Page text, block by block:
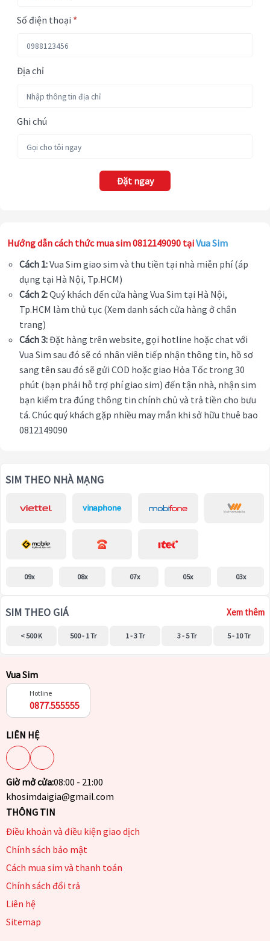
Số điện thoại *
Địa chỉ
Ghi chú
Đặt ngay
Hướng dẫn cách thức mua sim 0812149090 tạiVua Sim
Cách 1:Vua Sim giao sim và thu tiền tại nhà miễn phí (áp
dụng tại Hà Nội, Tp.HCM)
Cách 2:Quý khách đến cửa hàng Vua Sim tại Hà Nội,
Tp.HCM làm thủ tục (Xem danh sách cửa hàng ở chân
trang)
Cách 3:Đặt hàng trên website, gọi hotline hoặc chat với
Vua Sim sau đó sẽ có nhân viên tiếp nhận thông tin, hồ sơ
sang tên sau đó sẽ gửi COD hoặc giao Hỏa Tốc trong 30
phút (bạn phải hỗ trợ phí giao sim) đến tận nhà, nhận sim
bạn kiểm tra đúng thông tin chính chủ và trả tiền cho bưu
tá. Chúc quý khách gặp nhiều may mắn khi sở hữu thuê bao
0812149090
SIM THEO NHÀ MẠNG
09x 08x 07x 05x 03x
SIM THEO GIÁ Xem thêm
< 500 K 500 - 1 Tr 1 - 3 Tr 3 - 5 Tr 5 - 10 Tr
Vua Sim
Hotline
0877.555555
LIÊN HỆ
Giờ mở cửa:08:00 - 21:00
khosimdaigia@gmail.com
THÔNG TIN
Điều khoản và điều kiện giao dịch
Chính sách bảo mật
Cách mua sim và thanh toán
Chính sách đổi trả
Liên hệ
Sitemap